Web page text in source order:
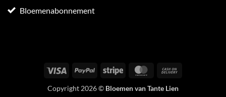
Bloemenabonnement
Visa PayPal Stripe MasterCard
Copyright 2026 © Bloemen van Tante Lien